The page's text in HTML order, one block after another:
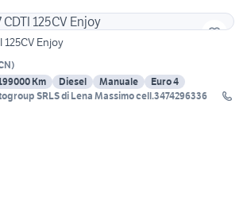
125CV Enjoy
)
Km Diesel Manuale
Euro 4
SRLS di Lena Massimo cell.3474296336